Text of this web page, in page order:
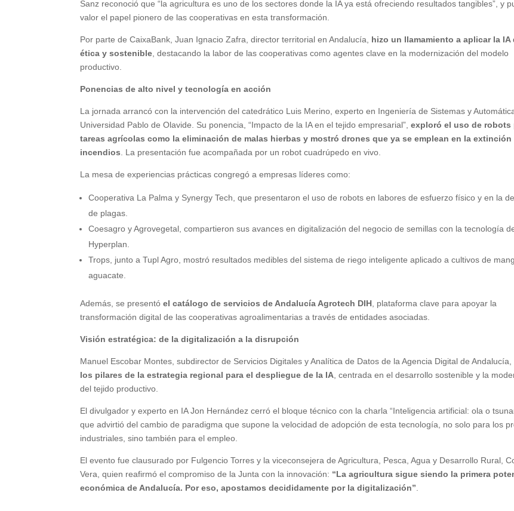
Sanz reconoció que “la agricultura es uno de los sectores donde la IA ya está ofreciendo resultados tangibles”, y
valor el papel pionero de las cooperativas en esta transformación.
Por parte de CaixaBank, Juan Ignacio Zafra, director territorial en Andalucía, hizo un llamamiento a aplicar la IA
ética y sostenible , destacando la labor de las cooperativas como agentes clave en la modernización del modelo
productivo.
Ponencias de alto nivel y tecnología en acción
La jornada arrancó con la intervención del catedrático Luis Merino, experto en Ingeniería de Sistemas y
Universidad Pablo de Olavide. Su ponencia, “Impacto de la IA en el tejido empresarial”,exploró el uso de robots
tareas agrícolas como la eliminación de malas hierbas y mostró drones que ya se emplean en la extinción
incendios . La presentación fue acompañada por un robot cuadrúpedo en vivo.
La mesa de experiencias prácticas congregó a empresas líderes como:
Cooperativa La Palma y Synergy Tech, que presentaron el uso de robots en labores de esfuerzo físico y en la
de plagas.
Coesagro y Agrovegetal, compartieron sus avances en digitalización del negocio de semillas con la tecnología
Hyperplan.
Trops, junto a Tupl Agro, mostró resultados medibles del sistema de riego inteligente aplicado a cultivos de
aguacate.
Además, se presentóel catálogo de servicios de Andalucía Agrotech DIH , plataforma clave para apoyar la
transformación digital de las cooperativas agroalimentarias a través de entidades asociadas.
Visión estratégica: de la digitalización a la disrupción
Manuel Escobar Montes, subdirector de Servicios Digitales y Analítica de Datos de la Agencia Digital de Andalucía,
los pilares de la estrategia regional para el despliegue de la IA , centrada en el desarrollo sostenible y la
del tejido productivo.
El divulgador y experto en IA Jon Hernández cerró el bloque técnico con la charla “Inteligencia artificial: ola o
que advirtió del cambio de paradigma que supone la velocidad de adopción de esta tecnología, no solo para los
industriales, sino también para el empleo.
El evento fue clausurado por Fulgencio Torres y la viceconsejera de Agricultura, Pesca, Agua y Desarrollo Rural,
Vera, quien reafirmó el compromiso de la Junta con la innovación: “La agricultura sigue siendo la primera
económica de Andalucía. Por eso, apostamos decididamente por la digitalización”